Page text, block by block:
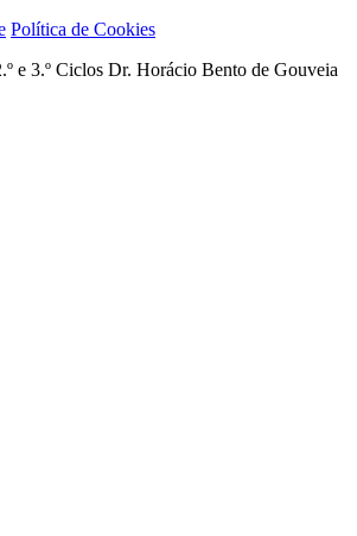
Política de Cookies
e 3.º Ciclos Dr. Horácio Bento de Gouveia